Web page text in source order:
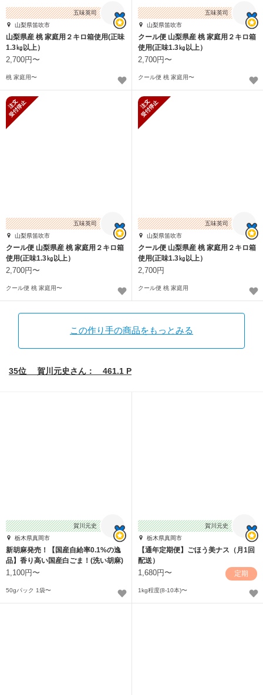
五味英司
山梨県笛吹市
山梨県産 桃 家庭用２キロ箱使用(正味
1.3㎏以上）
2,700円〜
桃 家庭用〜
五味英司
山梨県笛吹市
クール便 山梨県産 桃 家庭用２キロ箱
使用(正味1.3㎏以上）
2,700円〜
クール便 桃 家庭用〜
五味英司
山梨県笛吹市
クール便 山梨県産 桃 家庭用２キロ箱
使用(正味1.3㎏以上）
2,700円〜
クール便 桃 家庭用〜
五味英司
山梨県笛吹市
クール便 山梨県産 桃 家庭用２キロ箱
使用(正味1.3㎏以上）
2,700円
クール便 桃 家庭用
この作り手の商品をもっとみる
35位 賀川元史さん： 461.1 P
賀川元史
栃木県真岡市
新胡麻発売！【国産自給率0.1%の逸
品】香り高い国産白ごま！(洗い胡麻)
1,100円〜
50gパック 1袋〜
賀川元史
栃木県真岡市
【通年定期便】ごほう美ナス（月1回
配送）
1,680円〜 定期
1kg程度(8-10本)〜